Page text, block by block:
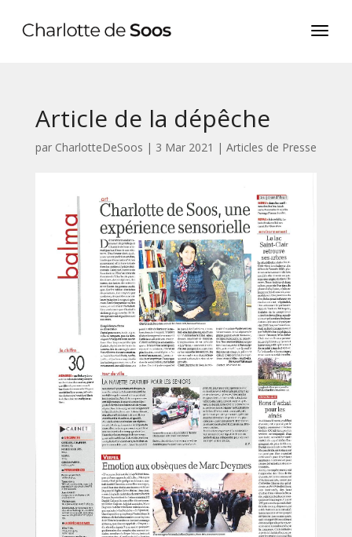
Article de la dépêche
par CharlotteDeSoos | 3 Mar 2021 | Articles de Presse